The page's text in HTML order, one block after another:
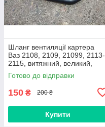
Шланг вентиляції картера
Ваз 2108, 2109, 21099, 2113-
2115, витяжний, великий,
нижній
Готово до відправки
150 ₴ 200 ₴
Купити